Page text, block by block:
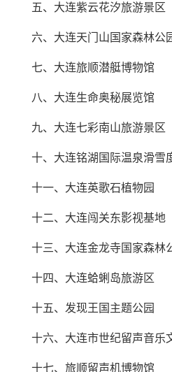
五、大连紫云花汐旅游景区
六、大连天门山国家森林公
七、大连旅顺潜艇博物馆
八、大连生命奥秘展览馆
九、大连七彩南山旅游景区
十、大连铭湖国际温泉滑雪
十一、大连英歌石植物园
十二、大连闯关东影视基地
十三、大连金龙寺国家森林
十四、大连蛤蜊岛旅游区
十五、发现王国主题公园
十六、大连市世纪留声音乐
十七、旅顺留声机博物馆